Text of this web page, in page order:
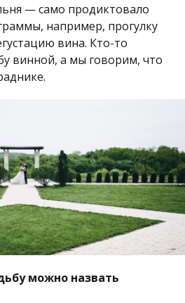
— само продиктовало
например, прогулку
вина. Кто-то
винной, а мы говорим, что
можно назвать